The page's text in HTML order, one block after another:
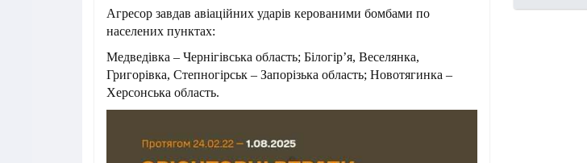
Агресор завдав авіаційних ударів керованими бомбами по
населених пунктах:
Медведівка – Чернігівська область; Білогір’я, Веселянка,
Григорівка, Степногірськ – Запорізька область; Новотягинка –
Херсонська область.